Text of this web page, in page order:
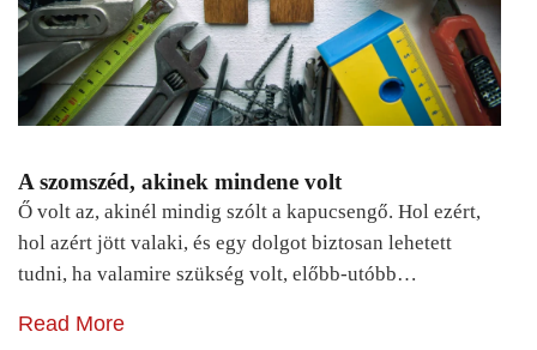
A szomszéd, akinek mindene volt
Ő volt az, akinél mindig szólt a kapucsengő. Hol ezért,
hol azért jött valaki, és egy dolgot biztosan lehetett
tudni, ha valamire szükség volt, előbb-utóbb…
Read More